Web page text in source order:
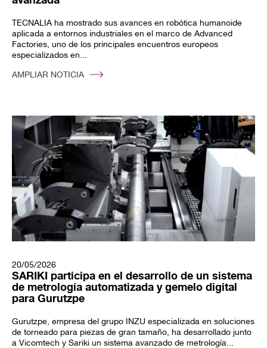
TECNALIA ha mostrado sus avances en robótica humanoide
aplicada a entornos industriales en el marco de Advanced
Factories, uno de los principales encuentros europeos
especializados en...
AMPLIAR NOTICIA
20/05/2026
SARIKI participa en el desarrollo de un sistema
de metrología automatizada y gemelo digital
para Gurutzpe
Gurutzpe, empresa del grupo INZU especializada en soluciones
de torneado para piezas de gran tamaño, ha desarrollado junto
a Vicomtech y Sariki un sistema avanzado de metrología...